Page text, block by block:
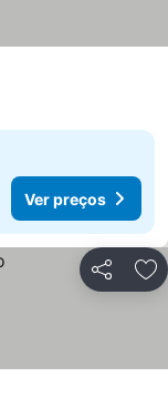
Ver preços
Partilhar